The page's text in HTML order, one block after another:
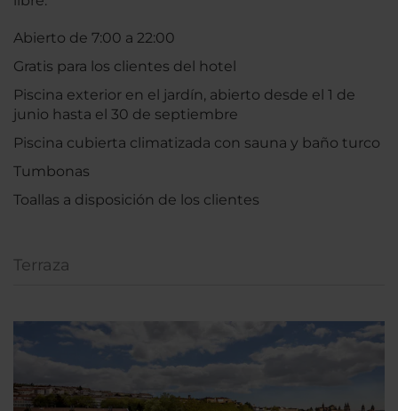
Abierto de 7:00 a 22:00
Gratis para los clientes del hotel
Piscina exterior en el jardín, abierto desde el 1 de
junio hasta el 30 de septiembre
Piscina cubierta climatizada con sauna y baño turco
Tumbonas
Toallas a disposición de los clientes
Terraza